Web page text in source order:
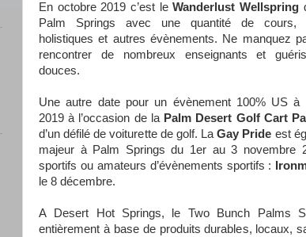
En octobre 2019 c’est leWanderlust Wellspring
Palm Springs avec une quantité de cours,
holistiques et autres évènements. Ne manquez
rencontrer de nombreux enseignants et
douces.
Une autre date pour un évènement 100% US
2019 à l’occasion de la Palm Desert Golf Cart
d’un défilé de voiturette de golf. LaGay Pride est
majeur à Palm Springs du 1er au 3 novembre
sportifs ou amateurs d’évènements sportifs :
le 8 décembre.
A Desert Hot Springs, le Two Bunch Palms
entièrement à base de produits durables, locaux,